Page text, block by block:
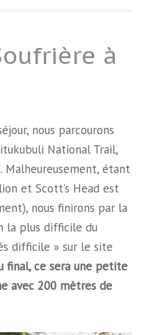
à
nous parcourons
National Trail,
Malheureusement, étant
et Scott’s Head est
nous finirons par la
la plus difficile du
difficile » sur le site
final, ce sera une petite
avec 200 mètres de